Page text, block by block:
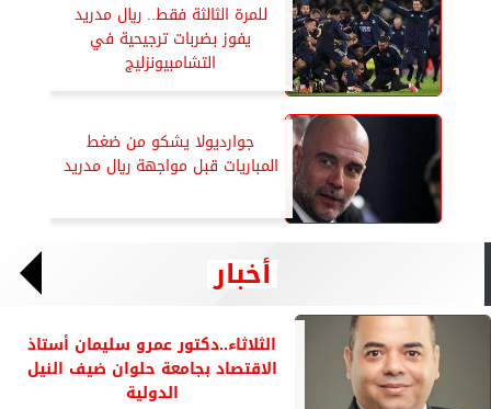
للمرة الثالثة فقط.. ريال مدريد
يفوز بضربات ترجيحية في
التشامبيونزليج
جوارديولا يشكو من ضغط
المباريات قبل مواجهة ريال مدريد
أخبار
الثلاثاء..دكتور عمرو سليمان أستاذ
الاقتصاد بجامعة حلوان ضيف النيل
الدولية